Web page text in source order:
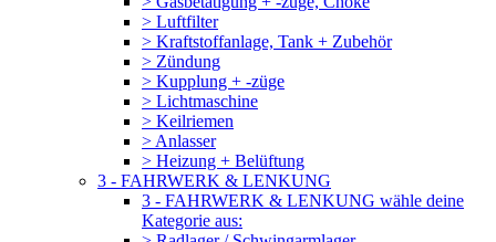
> Luftfilter
> Kraftstoffanlage, Tank + Zubehör
> Zündung
> Kupplung + -züge
> Lichtmaschine
> Keilriemen
> Anlasser
> Heizung + Belüftung
3 - FAHRWERK & LENKUNG
3 - FAHRWERK & LENKUNG wähle deine
Kategorie aus: